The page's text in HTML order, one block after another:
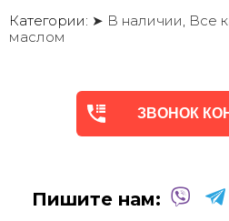
Мы предлагаем оригинальные
различных техниках и стилях
Квалифицированные и опытные
только профессиональные
для создания
Сотрудничаем со многими
офисных
Категории: ➤ В наличии, Все
маслом
ЗВОНОК
Пишите нам: